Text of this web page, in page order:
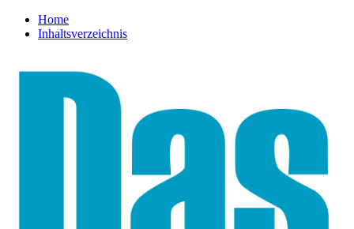
Home
Inhaltsverzeichnis